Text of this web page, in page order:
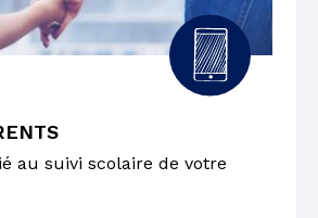
au suivi scolaire de votre